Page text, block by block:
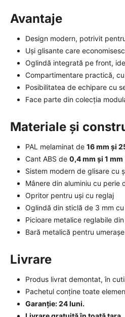
Avantaje
Design modern, potrivit
Uși glisante care
Oglindă integrată pe front,
Compartimentare practică,
Posibilitatea de echipare cu
Face parte din colecția
Materiale și
PAL melaminat de 16 mm și
Cant ABS de 0,4 mm și 1 mm
Sistem modern de glisare cu
Mânere din aluminiu cu perie
Opritor pentru uși cu reglaj
Oglindă din sticlă de 3 mm
Picioare metalice reglabile
Bară metalică pentru umerașe
Livrare
Produs livrat demontat, în
Pachetul conține toate
Garanție: 24 luni.